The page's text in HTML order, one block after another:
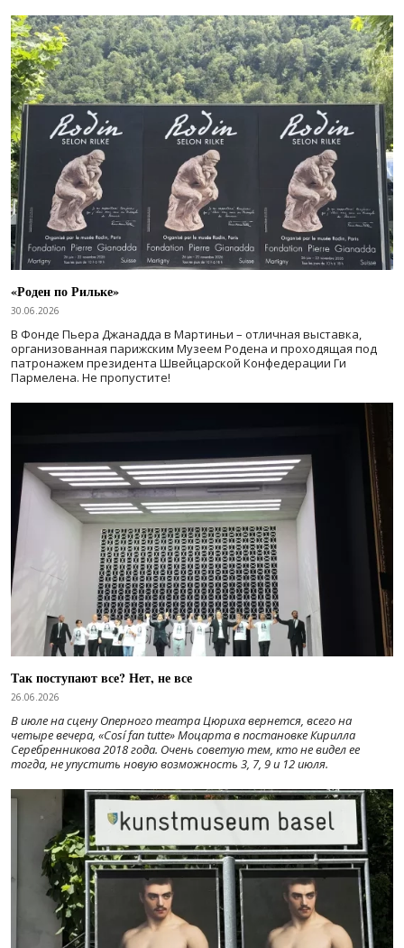
«Роден по Рильке»
30.06.2026
В Фонде Пьера Джанадда в Мартиньи – отличная выставка,
организованная парижским Музеем Родена и проходящая под
патронажем президента Швейцарской Конфедерации Ги
Пармелена. Не пропустите!
Так поступают все? Нет, не все
26.06.2026
В июле на сцену Оперного театра Цюриха вернется, всего на
четыре вечера, «Cosí fan tutte» Моцарта в постановке Кирилла
Серебренникова 2018 года. Очень советую тем, кто не видел ее
тогда, не упустить новую возможность 3, 7, 9 и 12 июля.